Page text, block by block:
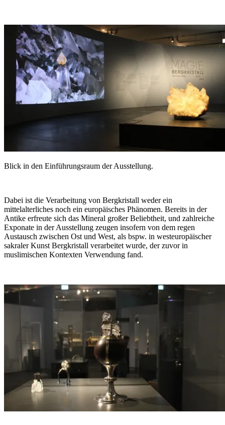
Blick in den Einführungsraum der Ausstellung.
Dabei ist die Verarbeitung von Bergkristall weder ein
mittelalterliches noch ein europäisches Phänomen. Bereits in der
Antike erfreute sich das Mineral großer Beliebtheit, und zahlreiche
Exponate in der Ausstellung zeugen insofern von dem regen
Austausch zwischen Ost und West, als bspw. in westeuropäischer
sakraler Kunst Bergkristall verarbeitet wurde, der zuvor in
muslimischen Kontexten Verwendung fand.